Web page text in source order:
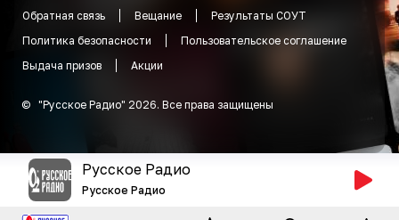
Обратная связь
Вещание
Результаты СОУТ
Политика безопасности
Пользовательское соглашение
Выдача призов
Акции
© "Русское Радио" 2026. Все права защищены
Русское Радио
Русское Радио